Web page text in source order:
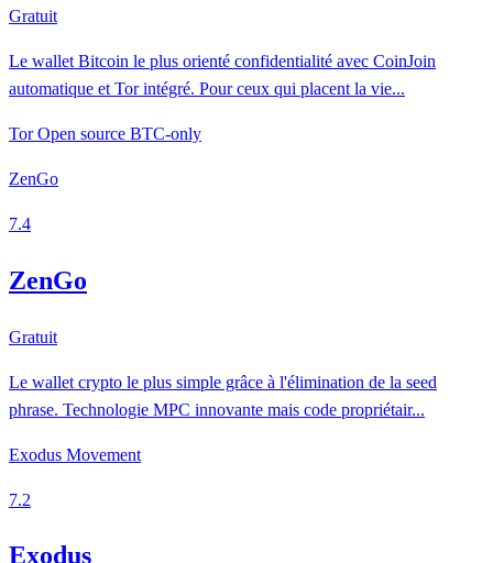
Gratuit
Le wallet Bitcoin le plus orienté confidentialité avec CoinJoin
automatique et Tor intégré. Pour ceux qui placent la vie...
Tor Open source BTC-only
ZenGo
7.4
ZenGo
Gratuit
Le wallet crypto le plus simple grâce à l'élimination de la seed
phrase. Technologie MPC innovante mais code propriétair...
Exodus Movement
7.2
Exodus